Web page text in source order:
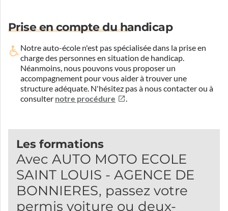
Prise en compte du handicap
Notre auto-école n'est pas spécialisée dans la prise en
charge des personnes en situation de handicap.
Néanmoins, nous pouvons vous proposer un
accompagnement pour vous aider à trouver une
structure adéquate. N'hésitez pas à nous contacter ou à
consulter notre procédure .
Les formations
Avec AUTO MOTO ECOLE
SAINT LOUIS - AGENCE DE
BONNIERES, passez votre
permis voiture ou deux-